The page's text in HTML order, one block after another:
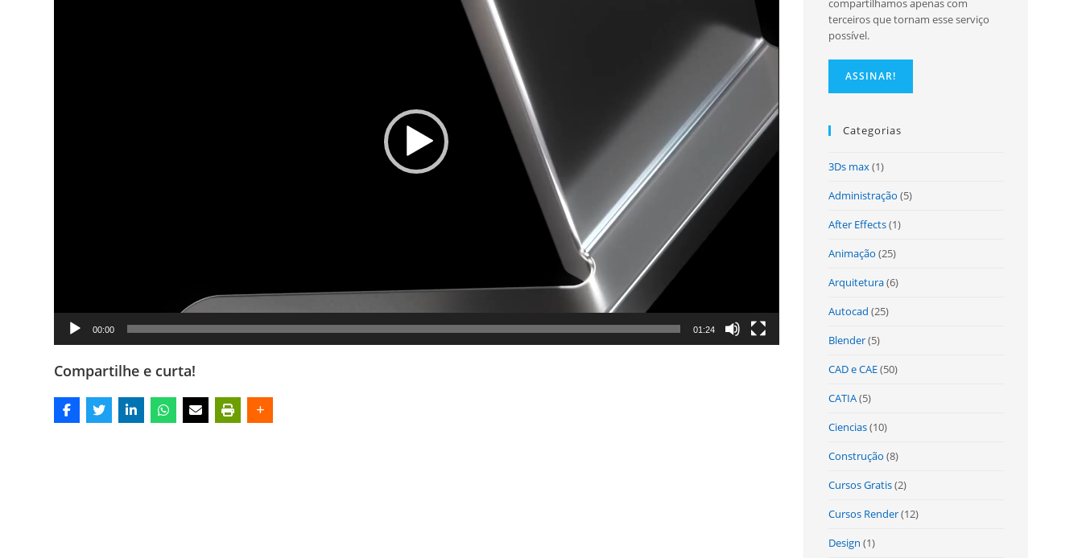
00:00 01:24
Compartilhe e curta!
compartilhamos apenas com
terceiros que tornam esse serviço
possível.
Categorias
3Ds max(1)
Administração (5)
After Effects(1)
Animação (25)
Arquitetura(6)
Autocad (25)
Blender(5)
CAD e CAE(50)
CATIA(5)
Ciencias(10)
Construção (8)
Cursos Gratis(2)
Cursos Render(12)
Design (1)